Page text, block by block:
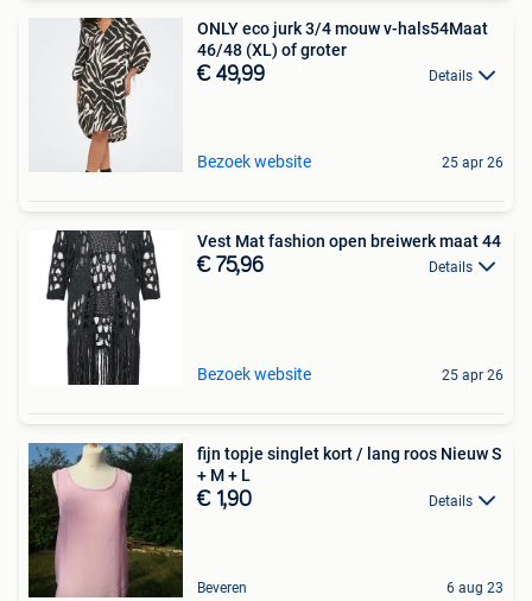
ONLY eco jurk 3/4 mouw v-hals54Maat
46/48 (XL) of groter
€ 49,99 Details
Bezoek website 25 apr 26
Vest Mat fashion open breiwerk maat 44
€ 75,96 Details
Bezoek website 25 apr 26
fijn topje singlet kort / lang roos Nieuw S
+ M + L
€ 1,90 Details
Beveren 6 aug 23